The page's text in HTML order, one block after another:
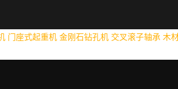
门座式起重机 金刚石钻孔机 交叉滚子轴承 木